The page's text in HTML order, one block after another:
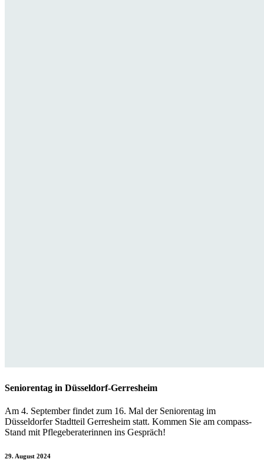
Seniorentag in Düsseldorf-Gerresheim
Am 4. September findet zum 16. Mal der Seniorentag im
Düsseldorfer Stadtteil Gerresheim statt. Kommen Sie am compass-
Stand mit Pflegeberaterinnen ins Gespräch!
29. August 2024